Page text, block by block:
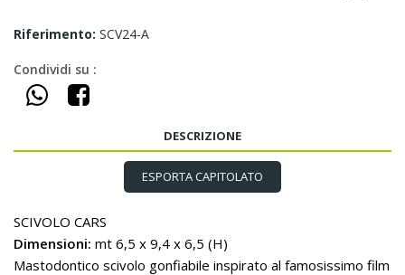
Riferimento: SCV24-A
Condividi su :
DESCRIZIONE
ESPORTA CAPITOLATO
SCIVOLO CARS
Dimensioni: mt 6,5 x 9,4 x 6,5 (H)
Mastodontico scivolo gonfiabile inspirato al famosissimo film